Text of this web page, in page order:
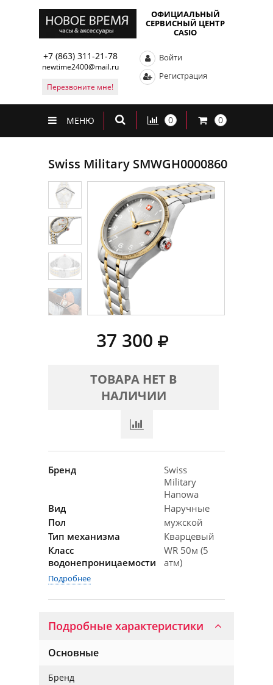
ОФИЦИАЛЬНЫЙ
СЕРВИСНЫЙ ЦЕНТР
CASIO
+7 (863) 311-21-78
newtime2400@mail.ru
Перезвоните мне!
Войти
Регистрация
МЕНЮ 0 0
Swiss Military SMWGH0000860
37 300
ТОВАРА НЕТ В
НАЛИЧИИ
Бренд
Swiss
Military
Hanowa
Вид
Наручные
Пол
мужской
Тип механизма
Кварцевый
Класс
водонепроницаемости
WR 50м (5
атм)
Подробнее
Подробные характеристики
Основные
Бренд